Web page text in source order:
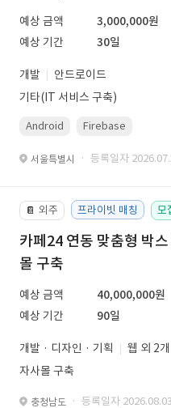
예상 금액
3,000,000원
예상 기간
30일
개발
안드로이드
기타(IT 서비스 구축)
Android Firebase
서울특별시 · 등록일자
📔 외주 프라이빗 매칭 모
카페24 연동 맞춤형 박
몰 구축
예상 금액
40,000,000원
예상 기간
90일
개발 · 디자인 · 기획
웹 외 2개
자사몰 구축
충청남도 · 등록일자